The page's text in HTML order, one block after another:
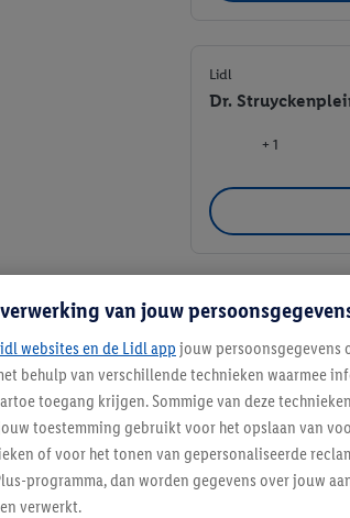
Lidl
Dr.
+ 1
Lidl
+ 1
van jouw
websites en de Lidl app jouw persoonsgegevens
behulp van verschillende technieken waarmee
toegang krijgen. Sommige van deze
toestemming gebruikt voor het opslaan van
of voor het tonen van gepersonaliseerde
programma, dan worden gegevens over jouw
verwerkt.